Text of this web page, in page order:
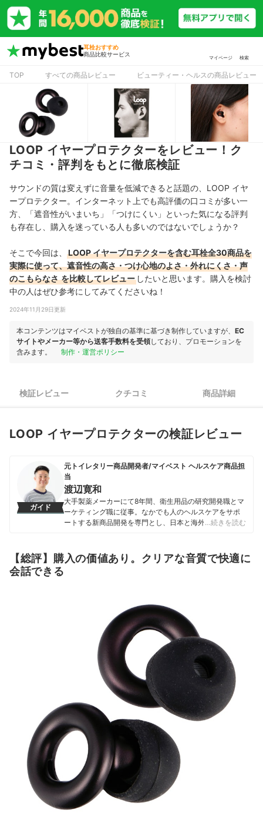
耳栓おすすめ
商品比較サービス
マイページ 検索
TOP すべての商品レビュー ビューティー・ヘルスの商品レビュー
LOOP イヤープロテクターをレビュー！ク
チコミ・評判をもとに徹底検証
サウンドの質は変えずに音量を低減できると話題の、LOOP イヤ
ープロテクター。インターネット上でも高評価の口コミが多い一
方、「遮音性がいまいち」「つけにくい」といった気になる評判
も存在し、購入を迷っている人も多いのではないでしょうか？
そこで今回は、
LOOP イヤープロテクターを含む耳栓全30商品を
実際に使って、遮音性の高さ・つけ心地のよさ・外れにくさ・声
のこもらなさ を比較してレビュー したいと思います。購⼊を検討
中の人はぜひ参考にしてみてくださいね！
2024年11月29日更新
本コンテンツはマイベストが独自の基準に基づき制作していますが、 EC
サイトやメーカー等から送客手数料を受領しており、プロモーションを
含みます。
制作・運営ポリシー
検証レビュー クチコミ 商品詳細
LOOP イヤープロテクターの検証レビュー
ガイド
元トイレタリー商品開発者/マイベスト ヘルスケア商品担
当
渡辺寛和
大手製薬メーカーにて8年間、衛生用品の研究開発職とマ
ーケティング職に従事。なかでも人のヘルスケアをサポ
ートする新商品開発を専門とし、日本と海外を合わせて
品全般の比較検証を担当。「ユーザーが知りたいことを
適切な検証に基づきわかりやすく提供する」をモットー
…続きを読む
【総評】購入の価値あり。クリアな音質で快適に
会話できる